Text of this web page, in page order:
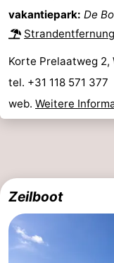
vakantiepark: De
Strandentfernung
Korte Prelaatweg 2,
tel. +31 118 571 377
web. Weitere
Zeilboot